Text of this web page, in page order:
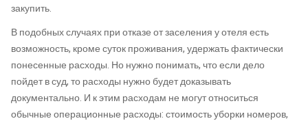
закупить.
В подобных случаях при отказе от заселения у отеля есть
возможность, кроме суток проживания, удержать фактически
понесенные расходы. Но нужно понимать, что если дело
пойдет в суд, то расходы нужно будет доказывать
документально. И к этим расходам не могут относиться
обычные операционные расходы: стоимость уборки номеров,